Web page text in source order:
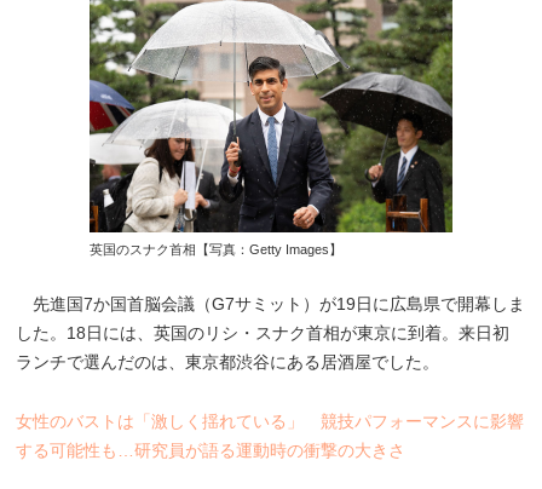
英国のスナク首相【写真：Getty Images】
先進国7か国首脳会議（G7サミット）が19日に広島県で開幕しま
した。18日には、英国のリシ・スナク首相が東京に到着。来日初
ランチで選んだのは、東京都渋谷にある居酒屋でした。
女性のバストは「激しく揺れている」 競技パフォーマンスに影響
する可能性も…研究員が語る運動時の衝撃の大きさ